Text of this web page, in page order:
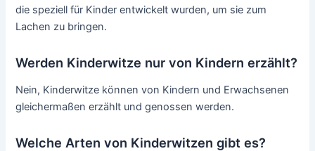
die speziell für Kinder entwickelt wurden, um sie zum
Lachen zu bringen.
Werden Kinderwitze nur von Kindern erzählt?
Nein, Kinderwitze können von Kindern und Erwachsenen
gleichermaßen erzählt und genossen werden.
Welche Arten von Kinderwitzen gibt es?